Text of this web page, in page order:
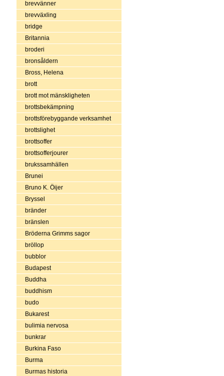
brevvänner
brevväxling
bridge
Britannia
broderi
bronsåldern
Bross, Helena
brott
brott mot mänskligheten
brottsbekämpning
brottsförebyggande verksamhet
brottslighet
brottsoffer
brottsofferjourer
brukssamhällen
Brunei
Bruno K. Öijer
Bryssel
bränder
bränslen
Bröderna Grimms sagor
bröllop
bubblor
Budapest
Buddha
buddhism
budo
Bukarest
bulimia nervosa
bunkrar
Burkina Faso
Burma
Burmas historia